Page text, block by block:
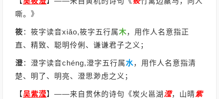
嘶。》
筱：筱字读音xiǎo,筱字五行属木，用作人名意指正
直、精致、聪明伶俐、谦谦君子之义；
澄：澄字读音chéng,澄字五行属水，用作人名意指清
楚、明了、明亮、澄思渺虑之义；
【吴紫滢】 ——来自贯休的诗句《炭火邕湖 滢，山晴紫